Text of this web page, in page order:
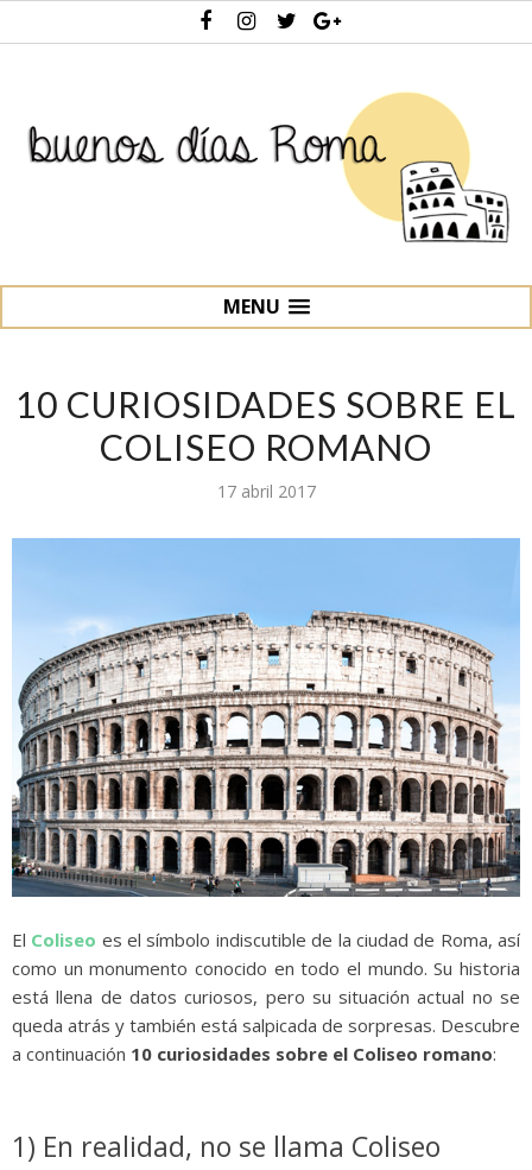
MENU
10 CURIOSIDADES SOBRE EL
COLISEO ROMANO
17 abril 2017
El Coliseo es el símbolo indiscutible de la ciudad de Roma, así
como un monumento conocido en todo el mundo. Su historia
está llena de datos curiosos, pero su situación actual no se
queda atrás y también está salpicada de sorpresas. Descubre
a continuación 10 curiosidades sobre el Coliseo romano:
1) En realidad, no se llama Coliseo